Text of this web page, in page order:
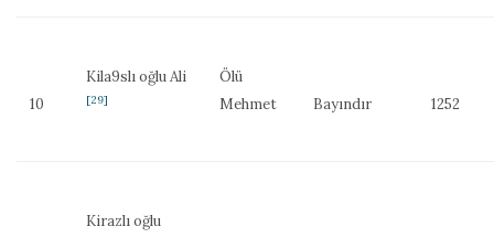
10
Kila9slı oğlu Ali
[29]
Ölü
Mehmet
Bayındır 1252
Kirazlı oğlu